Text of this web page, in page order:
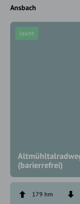
Ansbach
(barierrefrei)
leicht
179 hm